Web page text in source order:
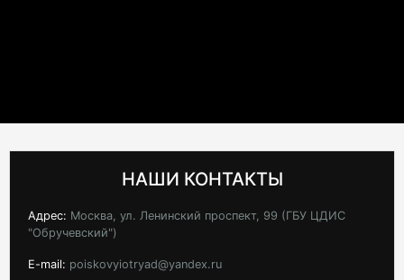
НАШИ КОНТАКТЫ
Адрес: Москва, ул. Ленинский проспект, 99 (ГБУ ЦДИС
"Обручевский")
E-mail: poiskovyiotryad@yandex.ru